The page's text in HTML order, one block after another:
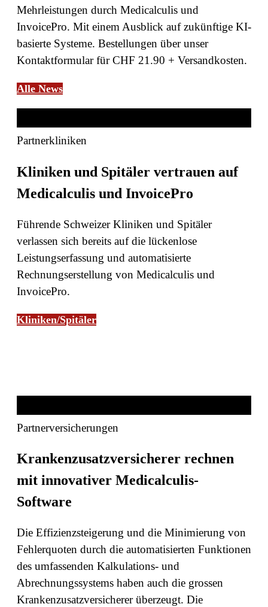
Mehrleistungen durch Medicalculis und
InvoicePro. Mit einem Ausblick auf zukünftige KI-
basierte Systeme. Bestellungen über unser
Kontaktformular für CHF 21.90 + Versandkosten.
Alle News
Partnerkliniken
Kliniken und Spitäler vertrauen auf
Medicalculis und InvoicePro
Führende Schweizer Kliniken und Spitäler
verlassen sich bereits auf die lückenlose
Leistungserfassung und automatisierte
Rechnungserstellung von Medicalculis und
InvoicePro.
Kliniken/Spitäler
Partner­versicherungen
Krankenzusatzversicherer rechnen
mit innovativer Medicalculis-
Software
Die Effizienzsteigerung und die Minimierung von
Fehlerquoten durch die automatisierten Funktionen
des umfassenden Kalkulations- und
Abrechnungssystems haben auch die grossen
Krankenzusatzversicherer überzeugt. Die